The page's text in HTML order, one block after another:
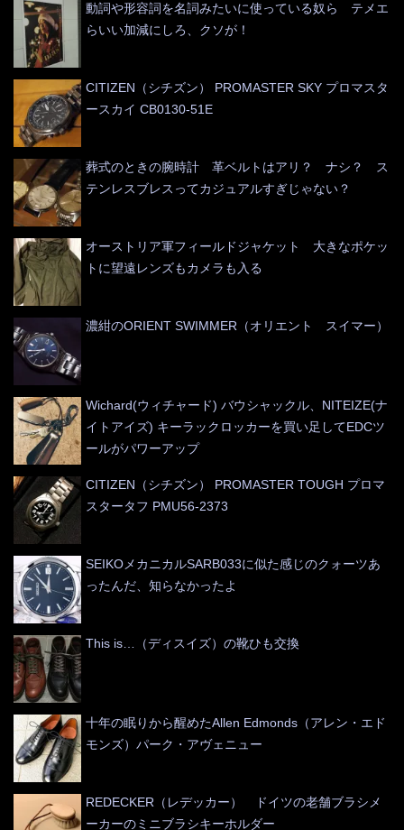
動詞や形容詞を名詞みたいに使っている奴ら テメエ
らいい加減にしろ、クソが！
CITIZEN（シチズン） PROMASTER SKY プロマスタ
ースカイ CB0130-51E
葬式のときの腕時計 革ベルトはアリ？ ナシ？ ス
テンレスブレスってカジュアルすぎじゃない？
オーストリア軍フィールドジャケット 大きなポケッ
トに望遠レンズもカメラも入る
濃紺のORIENT SWIMMER（オリエント スイマー）
Wichard(ウィチャード) バウシャックル、NITEIZE(ナ
イトアイズ) キーラックロッカーを買い足してEDCツ
ールがパワーアップ
CITIZEN（シチズン） PROMASTER TOUGH プロマ
スタータフ PMU56-2373
SEIKOメカニカルSARB033に似た感じのクォーツあ
ったんだ、知らなかったよ
This is…（ディスイズ）の靴ひも交換
十年の眠りから醒めたAllen Edmonds（アレン・エド
モンズ）パーク・アヴェニュー
REDECKER（レデッカー） ドイツの老舗ブラシメ
ーカーのミニブラシキーホルダー